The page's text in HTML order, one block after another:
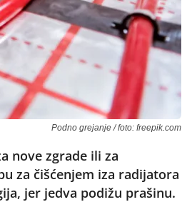
Podno grejanje / foto: freepik.com
nove zgrade ili za
za čišćenjem iza radijatora
jer jedva podižu prašinu.